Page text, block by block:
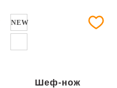
NEW
Шеф-нож